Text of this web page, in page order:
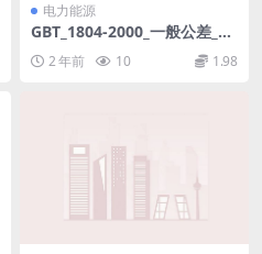
电力能源
GBT_1804-2000_一般公差_未
注公差的线性和角度尺寸的公
差.pdf
2 年前 10 1.98